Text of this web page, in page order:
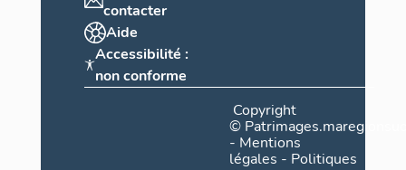
contacter
Aide
Accessibilité :
non conforme
Copyright
©
- Mentions
légales - Politiques